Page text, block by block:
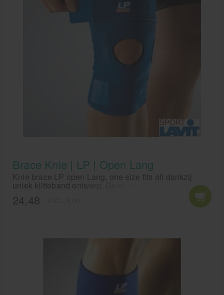
Brace Knie | LP | Open Lang
Knie brace LP open Lang, one size fits all dankzij
uniek klitteband ontwerp. Geeft comfortabele druk bij
zwakke of overbelaste knieën. Houdt de spieren warm
en verbetert de bloedcirculatie.
24,48